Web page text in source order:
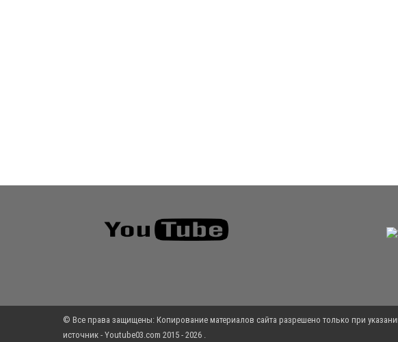
© Все права защищены: Копирование материалов сайта разрешено только при
источник - Youtube03.com 2015 - 2026 .